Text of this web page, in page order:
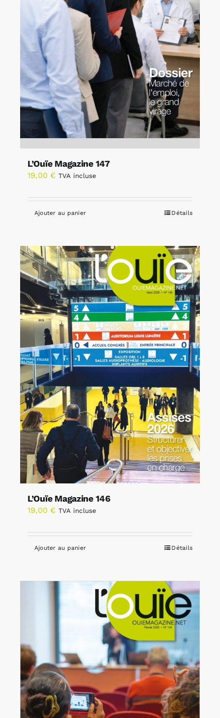
L’Ouïe Magazine 147
19,00 € TVA incluse
Ajouter au panier Détails
L’Ouïe Magazine 146
19,00 € TVA incluse
Ajouter au panier Détails